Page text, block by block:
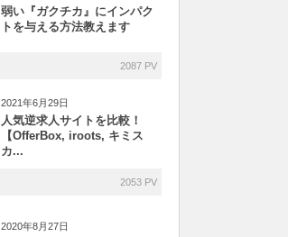
弱い『ガクチカ』にインパク
トを与える方法教えます
2087 PV
2021年6月29日
人気逆求人サイトを比較！
【OfferBox, iroots, キミス
カ...
2053 PV
2020年8月27日